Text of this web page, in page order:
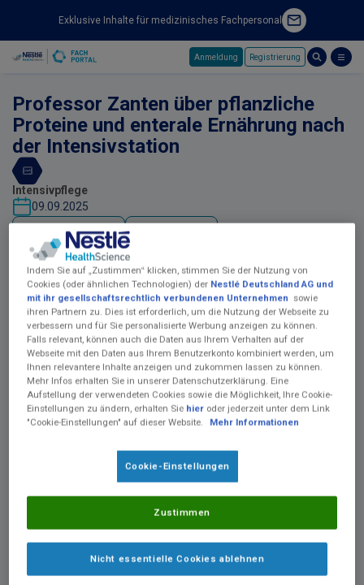
Exklusive Inhalte für medizinisches Fachpersonal
Anmeldung Registrierung
Professor Zanten über pflanzliche
Proteine und enterale Ernährung nach
der Intensivstation
Intensivpflege
09.09.2025
Favoriten
Videobeschreibung
Professor Zanten betont die Bedeutung pflanzlicher Proteine und
enteraler Formeln nach dem Aufenthalt auf der Intensivstation
(ICU). Er weist darauf hin, dass viele Patienten nach der
Entlassung von der ICU nur etwa 50 % ihrer benötigten
Proteinzufuhr erreichen, was ihre Genesung beeinträchtigen kann.
Zanten schlägt vor, die enterale Ernährung durch eine schrittweise
Reduzierung der Sondenernährung zu optimieren und gleichzeitig
Indem Sie auf „Zustimmen“ klicken, stimmen Sie der Nutzung von
Cookies (oder ähnlichen Technologien) der Nestlé Deutschland AG und
mit ihr gesellschaftsrechtlich verbundenen Unternehmen sowie
ihren Partnern zu. Dies ist erforderlich, um die Nutzung der Webseite zu
verbessern und für Sie personalisierte Werbung anzeigen zu können.
Falls relevant, können auch die Daten aus Ihrem Verhalten auf der
Webseite mit den Daten aus Ihrem Benutzerkonto kombiniert werden, um
Ihnen relevantere Inhalte anzeigen und zukommen lassen zu können.
Mehr Infos erhalten Sie in unserer Datenschutzerklärung. Eine
Aufstellung der verwendeten Cookies sowie die Möglichkeit, Ihre Cookie-
Einstellungen zu ändern, erhalten Sie hier oder jederzeit unter dem Link
"Cookie-Einstellungen" auf dieser Website.
Mehr Informationen
Cookie-Einstellungen
Nicht essentielle Cookies ablehnen
Zustimmen